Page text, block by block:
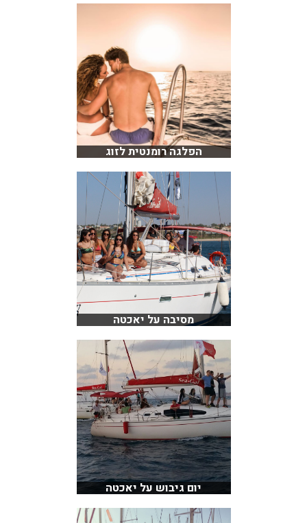
הפלגה רומנטית לזוג
מסיבה על יאכטה
יום גיבוש על יאכטה